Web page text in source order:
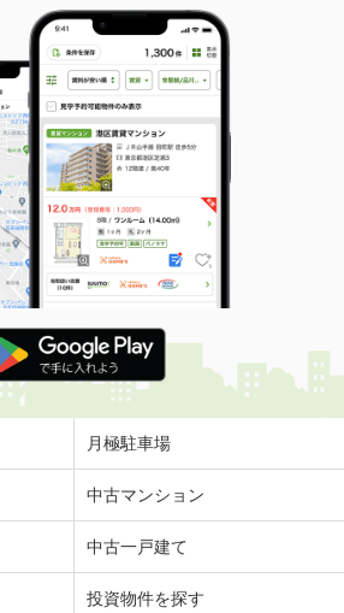
月極駐車場
中古マンション
中古一戸建て
投資物件を探す